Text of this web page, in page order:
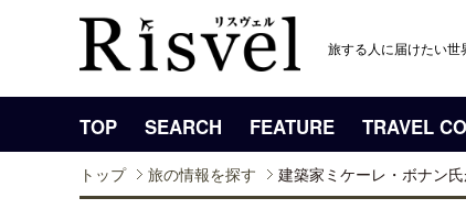
旅する人に届けたい世
TOP SEARCH FEATURE TRAVEL
トップ 旅の情報を探す 建築家ミケーレ・ボナン